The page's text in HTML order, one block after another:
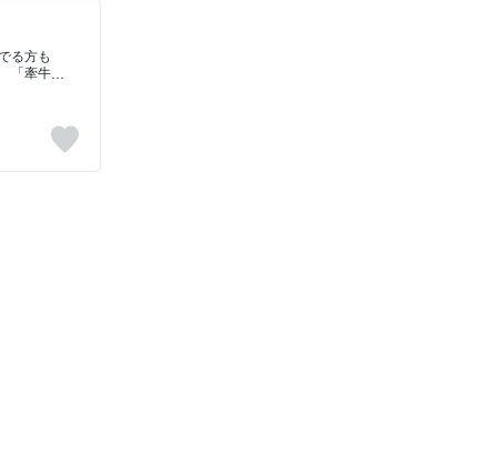
る方も
「牽牛
ない
。真
人も
家族
的がは
ート